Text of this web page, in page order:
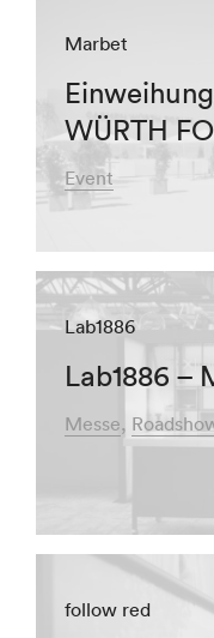
Marbet
WÜRTH
Event
Lab1886
Lab1886 –
Messe
follow red